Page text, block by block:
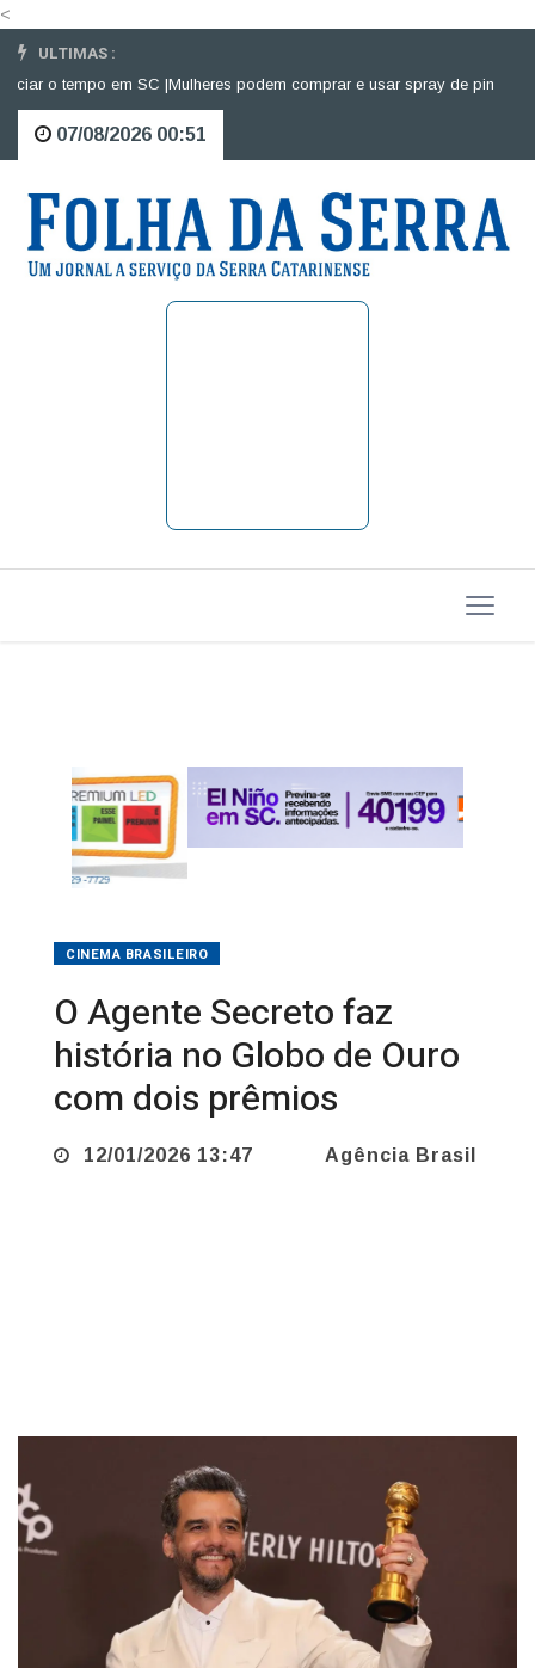
<
ULTIMAS :
o tempo em SC |Mulheres podem comprar e usar spray de pimenta
07/08/2026 00:51
O Agente Secreto faz
história no Globo de Ouro
com dois prêmios
12/01/2026 13:47 Agência Brasil